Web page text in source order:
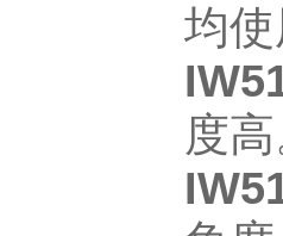
均
IW5
度
IW5